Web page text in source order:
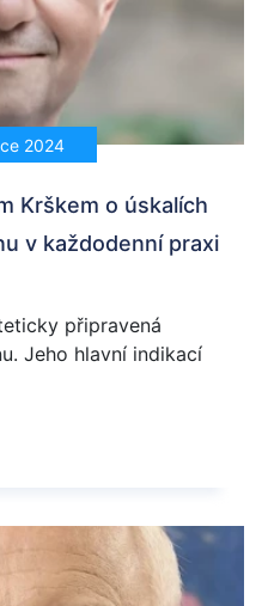
2024
Krškem o úskalích
v každodenní praxi
připravená
Jeho hlavní indikací